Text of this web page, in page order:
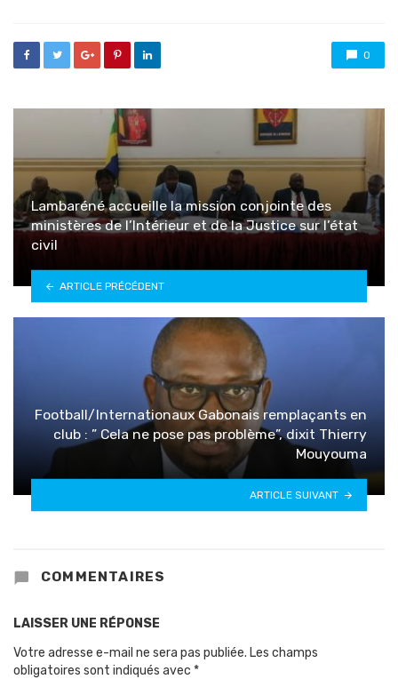
0
Lambaréné accueille la mission conjointe des
ministères de l’Intérieur et de la Justice sur l’état
civil
ARTICLE PRÉCÉDENT
Football/Internationaux Gabonais remplaçants en
club : ” Cela ne pose pas problème”, dixit Thierry
Mouyouma
ARTICLE SUIVANT
COMMENTAIRES
LAISSER UNE RÉPONSE
Votre adresse e-mail ne sera pas publiée. Les champs
obligatoires sont indiqués avec *